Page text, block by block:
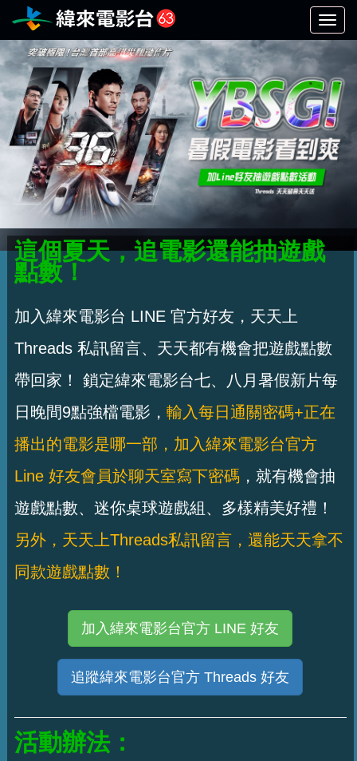
選
單
這個夏天，追電影還能抽遊戲
點數！
加入緯來電影台 LINE 官方好友，天天上
Threads 私訊留言、天天都有機會把遊戲點數
帶回家！ 鎖定緯來電影台七、八月暑假新片每
日晚間9點強檔電影， 輸入每日通關密碼+正在
播出的電影是哪一部，加入緯來電影台官方
Line 好友會員於聊天室寫下密碼 ，就有機會抽
遊戲點數、迷你桌球遊戲組、多樣精美好禮！
另外，天天上Threads私訊留言，還能天天拿不
同款遊戲點數！
加入緯來電影台官方 LINE 好友
追蹤緯來電影台官方 Threads 好友
活動辦法：